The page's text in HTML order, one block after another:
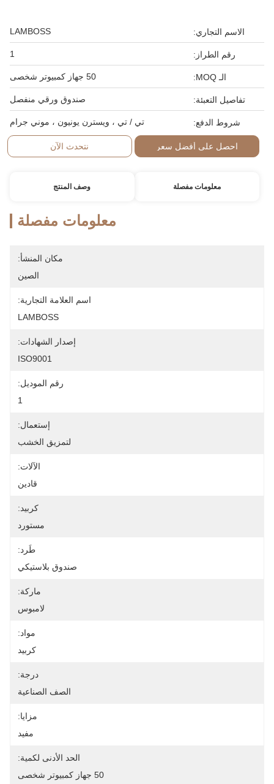
الاسم التجاري: LAMBOSS
رقم الطراز: 1
الـ MOQ: 50 جهاز كمبيوتر شخصى
تفاصيل التعبئة: صندوق ورقي منفصل
شروط الدفع: تي / تي ، ويسترن يونيون ، موني جرام
احصل على أفضل سعر نتحدث الآن
معلومات مفصلة وصف المنتج
معلومات مفصلة
مكان المنشأ:
الصين
اسم العلامة التجارية:
LAMBOSS
إصدار الشهادات:
ISO9001
رقم الموديل:
1
إستعمال:
لتمزيق الخشب
الآلات:
قادين
كربيد:
مستورد
طَرد:
صندوق بلاستيكي
ماركة:
لامبوس
مواد:
كربيد
درجة:
الصف الصناعية
مزايا:
مفيد
الحد الأدنى لكمية:
50 جهاز كمبيوتر شخصى